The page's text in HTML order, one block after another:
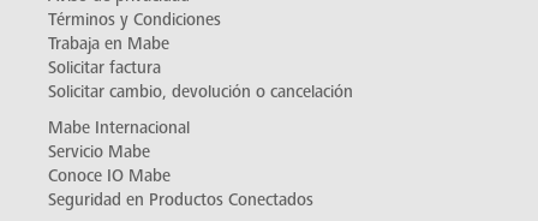
Términos y Condiciones
Trabaja en Mabe
Solicitar factura
Solicitar cambio, devolución o cancelación
Mabe Internacional
Servicio Mabe
Conoce IO Mabe
Seguridad en Productos Conectados